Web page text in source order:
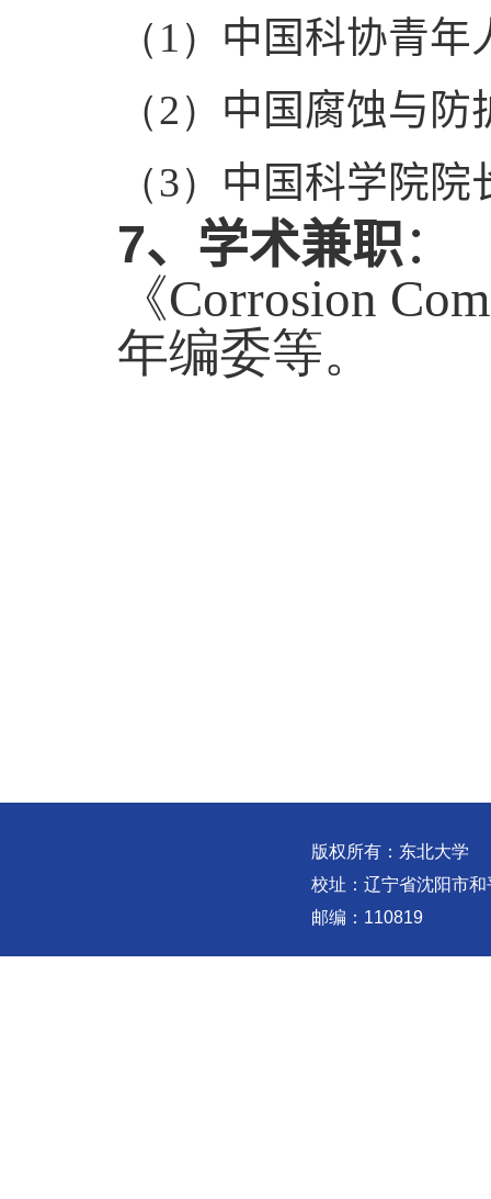
（ 1 ） 中国科协青年
（2） 中国腐蚀与防
（3） 中国科学院院
7、学术兼职：
《Corrosion
年编委等。
版权所有：东北大学
校址：辽宁省沈阳市
邮编：110819